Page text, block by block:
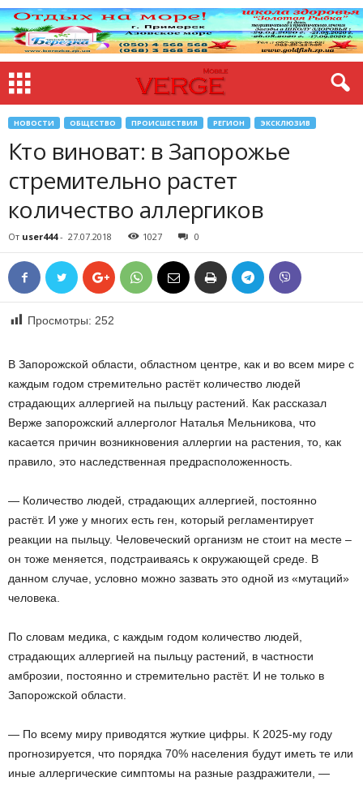
НОВОСТИ ОБЩЕСТВО ПРОИСШЕСТВИЯ РЕГИОН ЭКСКЛЮЗИВ
Кто виноват: в Запорожье
стремительно растет
количество аллергиков
От user444- 27.07.2018 1027 0
Просмотры: 252
В Запорожской области, областном центре, как и во всем мире с
каждым годом стремительно растёт количество людей
страдающих аллергией на пыльцу растений. Как рассказал
Верже запорожский аллерголог Наталья Мельникова, что
касается причин возникновения аллергии на растения, то, как
правило, это наследственная предрасположенность.
— Количество людей, страдающих аллергией, постоянно
растёт. И уже у многих есть ген, который регламентирует
реакции на пыльцу. Человеческий организм не стоит на месте –
он тоже меняется, подстраиваясь к окружающей среде. В
данном случае, условно можно зазвать это одной из «мутаций»
человека.
По словам медика, с каждым годом количество людей,
страдающих аллергией на пыльцу растений, в частности
амброзии, постоянно и стремительно растёт. И не только в
Запорожской области.
— По всему миру приводятся жуткие цифры. К 2025-му году
прогнозируется, что порядка 70% населения будут иметь те или
иные аллергические симптомы на разные раздражители, —